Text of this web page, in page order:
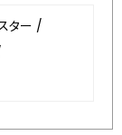
ター /